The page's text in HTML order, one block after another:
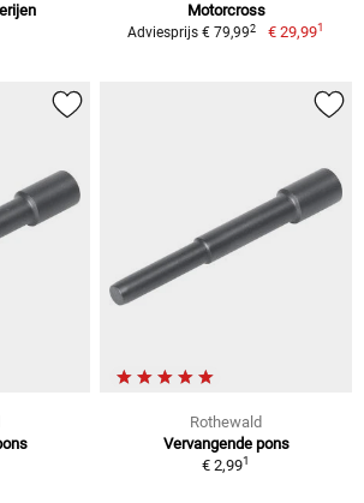
Motorcross
Adviesprijs € 79,992 € 29,991
Rothewald
Vervangende pons
€ 2,991